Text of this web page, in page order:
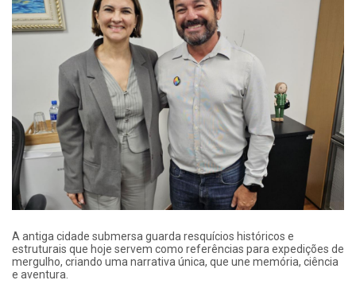
A antiga cidade submersa guarda resquícios históricos e
estruturais que hoje servem como referências para expedições de
mergulho, criando uma narrativa única, que une memória, ciência
e aventura.